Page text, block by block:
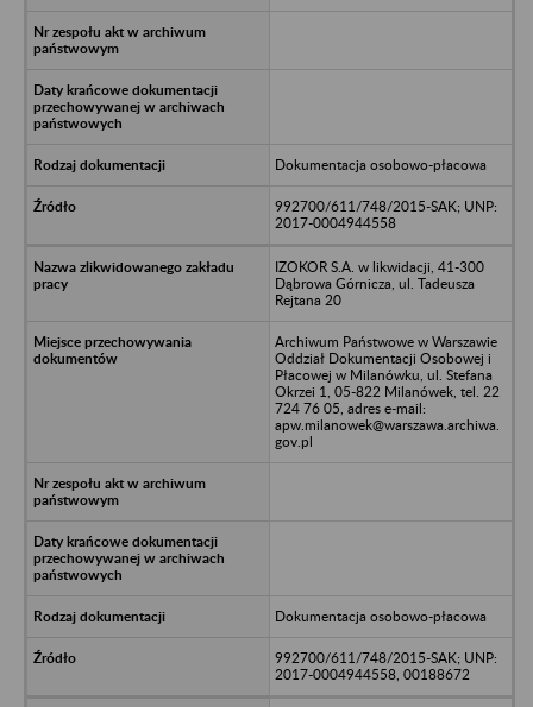
Dokumentacja osobowo-płacowa
992700/611/748/2015-SAK; UNP:
2017-0004944558
IZOKOR S.A. w likwidacji, 41-300
Dąbrowa Górnicza, ul. Tadeusza
Rejtana 20
Archiwum Państwowe w Warszawie
Oddział Dokumentacji Osobowej i
Płacowej w Milanówku, ul. Stefana
Okrzei 1, 05-822 Milanówek, tel. 22
724 76 05, adres e-mail:
apw.milanowek@warszawa.archiwa.
gov.pl
Dokumentacja osobowo-płacowa
992700/611/748/2015-SAK; UNP:
2017-0004944558, 00188672